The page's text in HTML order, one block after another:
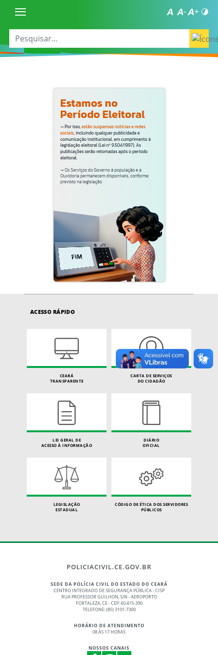
ACESSO RÁPIDO
CEARÁ
TRANSPARENTE
CARTA DE SERVIÇOS
DO CIDADÃO
LEI GERAL DE
ACESSO À INFORMAÇÃO
DIÁRIO
OFICIAL
LEGISLAÇÃO
ESTADUAL
CÓDIGO DE ÉTICA DOS SERVIDORES
PÚBLICOS
POLICIACIVIL.CE.GOV.BR
SEDE DA POLÍCIA CIVIL DO ESTADO DO CEARÁ
CENTRO INTEGRADO DE SEGURANÇA PÚBLICA - CISP
RUA PROFESSOR GUILHON, S/N - AEROPORTO
FORTALEZA, CE - CEP: 60.415-390
TELEFONE: (85) 3101-7300
HORÁRIO DE ATENDIMENTO
08 ÀS 17 HORAS
NOSSOS CANAIS